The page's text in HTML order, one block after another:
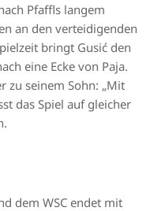
Pfaffls langem
an den verteidigenden
bringt Gusić den
eine Ecke von Paja.
zu seinem Sohn: „Mit
das Spiel auf gleicher
dem WSC endet mit